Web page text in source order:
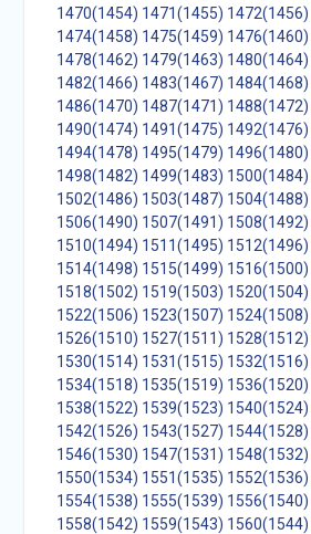
1470(1454) 1471(1455) 1472(1456)
1474(1458) 1475(1459) 1476(1460)
1478(1462) 1479(1463) 1480(1464)
1482(1466) 1483(1467) 1484(1468)
1486(1470) 1487(1471) 1488(1472)
1490(1474) 1491(1475) 1492(1476)
1494(1478) 1495(1479) 1496(1480)
1498(1482) 1499(1483) 1500(1484)
1502(1486) 1503(1487) 1504(1488)
1506(1490) 1507(1491) 1508(1492)
1510(1494) 1511(1495) 1512(1496)
1514(1498) 1515(1499) 1516(1500)
1518(1502) 1519(1503) 1520(1504)
1522(1506) 1523(1507) 1524(1508)
1526(1510) 1527(1511) 1528(1512)
1530(1514) 1531(1515) 1532(1516)
1534(1518) 1535(1519) 1536(1520)
1538(1522) 1539(1523) 1540(1524)
1542(1526) 1543(1527) 1544(1528)
1546(1530) 1547(1531) 1548(1532)
1550(1534) 1551(1535) 1552(1536)
1554(1538) 1555(1539) 1556(1540)
1558(1542) 1559(1543) 1560(1544)